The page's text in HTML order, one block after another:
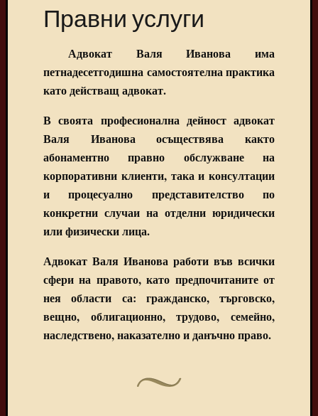
Правни услуги
Адвокат Валя Иванова има
петнадесетгодишна самостоятелна практика
като действащ адвокат.
В своята професионална дейност адвокат
Валя Иванова осъществява както
абонаментно правно обслужване на
корпоративни клиенти, така и консултации
и процесуално представителство по
конкретни случаи на отделни юридически
или физически лица.
Адвокат Валя Иванова работи във всички
сфери на правото, като предпочитаните от
нея области са: гражданско, търговско,
вещно, облигационно, трудово, семейно,
наследствено, наказателно и данъчно право.